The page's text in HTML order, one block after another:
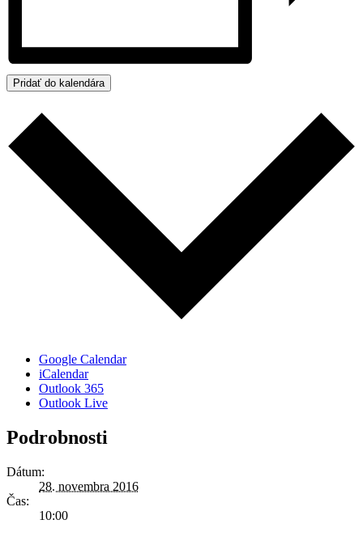
Pridať do kalendára
Google Calendar
iCalendar
Outlook 365
Outlook Live
Podrobnosti
Dátum:
28. novembra 2016
Čas:
10:00